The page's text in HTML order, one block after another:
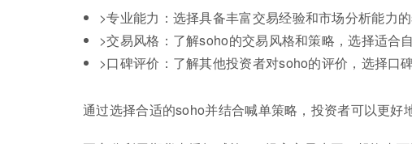
>专业能力：选择具备丰富交易经验和市场分析能力的
>交易风格：了解soho的交易风格和策略，选择适合
>口碑评价：了解其他投资者对soho的评价，选择口
通过选择合适的soho并结合喊单策略，投资者可以更好